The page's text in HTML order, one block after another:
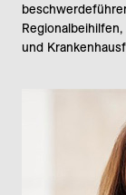
und